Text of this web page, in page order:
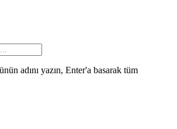
adını yazın, Enter'a basarak tüm